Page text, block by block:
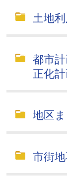
土地
都市
正化
地区
市街